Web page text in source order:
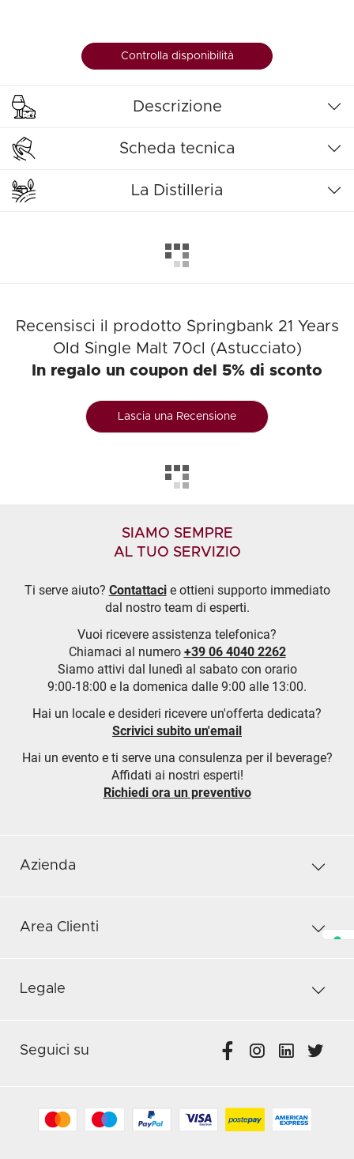
Controlla disponibilità
Descrizione
Scheda tecnica
La Distilleria
Recensisci il prodotto Springbank 21 Years
Old Single Malt 70cl (Astucciato)
In regalo un coupon del 5% di sconto
Lascia una Recensione
SIAMO SEMPRE
AL TUO SERVIZIO
Ti serve aiuto? Contattacie ottieni supporto immediato
dal nostro team di esperti.
Vuoi ricevere assistenza telefonica?
Chiamaci al numero +39 06 4040 2262
Siamo attivi dal lunedì al sabato con orario
9:00-18:00 e la domenica dalle 9:00 alle 13:00.
Hai un locale e desideri ricevere un'offerta dedicata?
Scrivici subito un'email
Hai un evento e ti serve una consulenza per il beverage?
Affidati ai nostri esperti!
Richiedi ora un preventivo
Azienda
Area Clienti
Legale
Seguici su